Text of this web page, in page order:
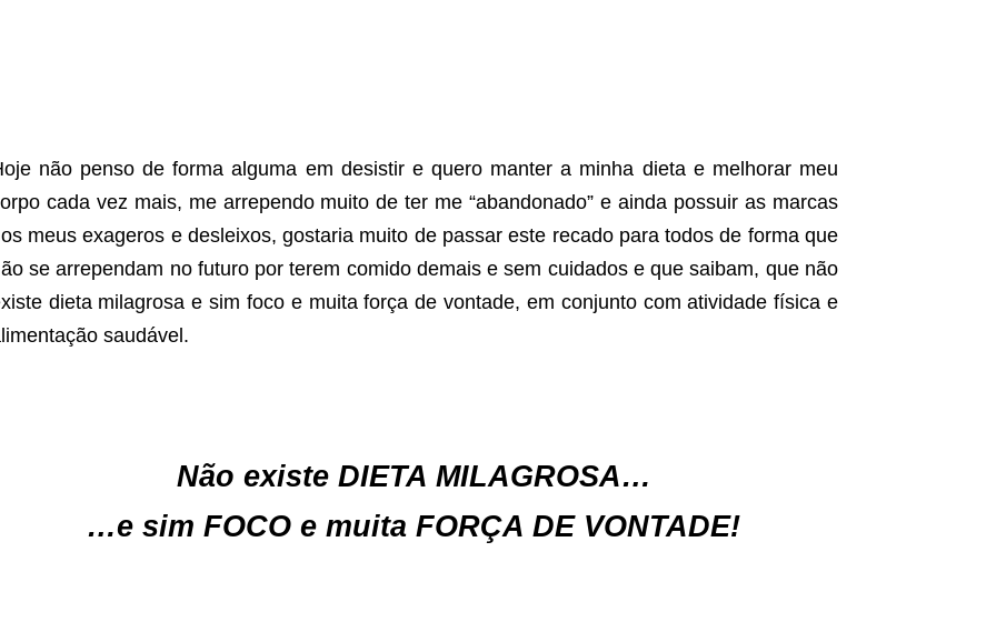
não penso de forma alguma em desistir e quero manter a minha dieta e melhorar meu
cada vez mais, me arrependo muito de ter me “abandonado” e ainda possuir as marcas
meus exageros e desleixos, gostaria muito de passar este recado para todos de forma que
se arrependam no futuro por terem comido demais e sem cuidados e que saibam, que não
dieta milagrosa e sim foco e muita força de vontade, em conjunto com atividade física e
saudável.
Não existe DIETA MILAGROSA…
…e sim FOCO e muita FORÇA DE VONTADE!